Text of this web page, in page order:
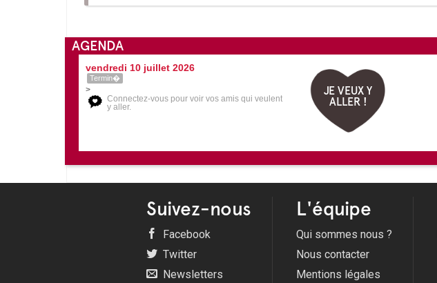
AGENDA
vendredi 10 juillet 2026
Termin�
>
Connectez-vous pour voir vos amis qui veulent
y aller.
JE VEUX Y
ALLER !
Suivez-nous
Facebook
Twitter
Newsletters
L'équipe
Qui sommes nous ?
Nous contacter
Mentions légales